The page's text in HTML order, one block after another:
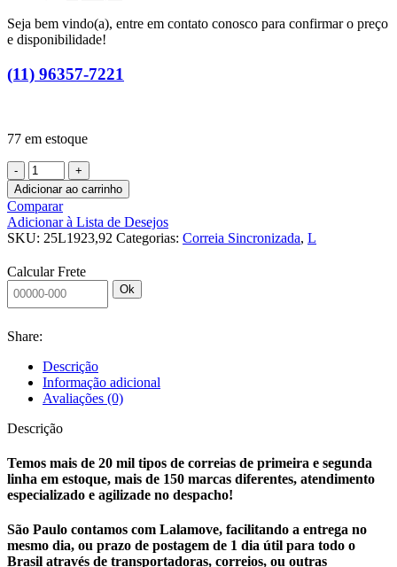
original
era:
atual
Seja bem vindo(a), entre em contato conosco para confirmar o preço
e disponibilidade!
(11) 96357-7221
77 em estoque
CORREIA
SINCRONIZADA
25
L
1923,925
J
quantidade
Adicionar ao carrinho
Comparar
Adicionar à Lista de Desejos
SKU: 25L1923,92 Categorias: Correia Sincronizada, L
Calcular Frete
Ok
Share:
Descrição
Informação adicional
Avaliações (0)
Descrição
Temos mais de 20 mil tipos de correias de primeira e segunda
linha em estoque, mais de 150 marcas diferentes, atendimento
especializado e agilizade no despacho!
São Paulo contamos com Lalamove, facilitando a entrega no
mesmo dia, ou prazo de postagem de 1 dia útil para todo o
Brasil através de transportadoras, correios, ou outras